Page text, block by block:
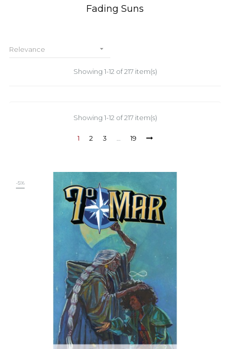
Fading Suns
Relevance 
Showing 1-12 of 217 item(s)
Showing 1-12 of 217 item(s)
1 2 3 19
-5%